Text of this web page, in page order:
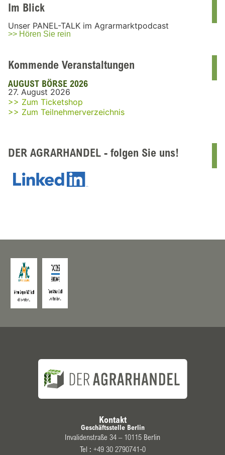
Im Blick
Unser PANEL-TALK im Agrarmarktpodcast
>> Hören Sie rein
Kommende Veranstaltungen
AUGUST BÖRSE 2026
27. August 2026
>> Zum Ticketshop
>> Zum Teilnehmerverzeichnis
DER AGRARHANDEL - folgen Sie uns!
Kontakt
Geschäftsstelle Berlin
Invalidenstraße 34 – 10115 Berlin
Tel : +49 30 2790741-0